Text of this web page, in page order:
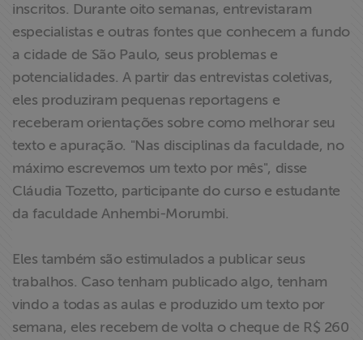
Doe para
ABRAJI
>> Conteúdo
exclusivo para
associados
Assine a nossa
inscritos. Durante oito semanas, entrevistaram
especialistas e outras fontes que conhecem a fundo
a cidade de São Paulo, seus problemas e
potencialidades. A partir das entrevistas coletivas,
eles produziram pequenas reportagens e
receberam orientações sobre como melhorar seu
texto e apuração. "Nas disciplinas da faculdade, no
máximo escrevemos um texto por mês", disse
Cláudia Tozetto, participante do curso e estudante
da faculdade Anhembi-Morumbi.
Eles também são estimulados a publicar seus
trabalhos. Caso tenham publicado algo, tenham
vindo a todas as aulas e produzido um texto por
semana, eles recebem de volta o cheque de R$ 260